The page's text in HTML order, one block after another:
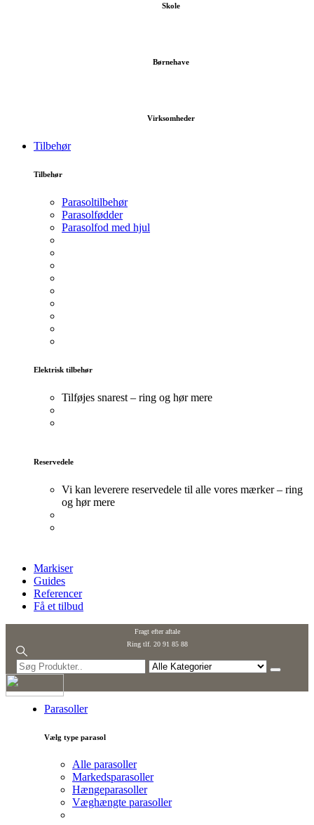
Skole
Børnehave
Virksomheder
Tilbehør
Tilbehør
Parasoltilbehør
Parasolfødder
Parasolfod med hjul
Elektrisk tilbehør
Tilføjes snarest – ring og hør mere
Reservedele
Vi kan leverere reservedele til alle vores mærker – ring
og hør mere
Markiser
Guides
Referencer
Få et tilbud
Fragt efter aftale
Ring tlf. 20 91 85 88
Kurv
Parasoller
Vælg type parasol
Alle parasoller
Markedsparasoller
Hængeparasoller
Væghængte parasoller